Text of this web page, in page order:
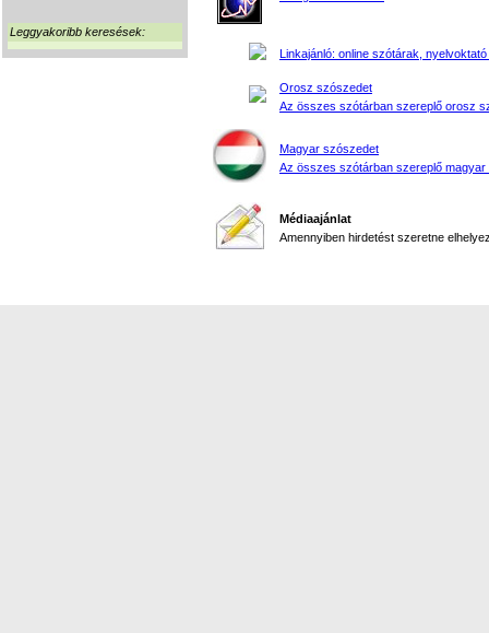
Leggyakoribb keresések:
Linkajánló: online szótárak, nyelvoktató
Orosz szószedet
Az összes szótárban szereplő orosz
Magyar szószedet
Az összes szótárban szereplő magyar
Médiaajánlat
Amennyiben hirdetést szeretne